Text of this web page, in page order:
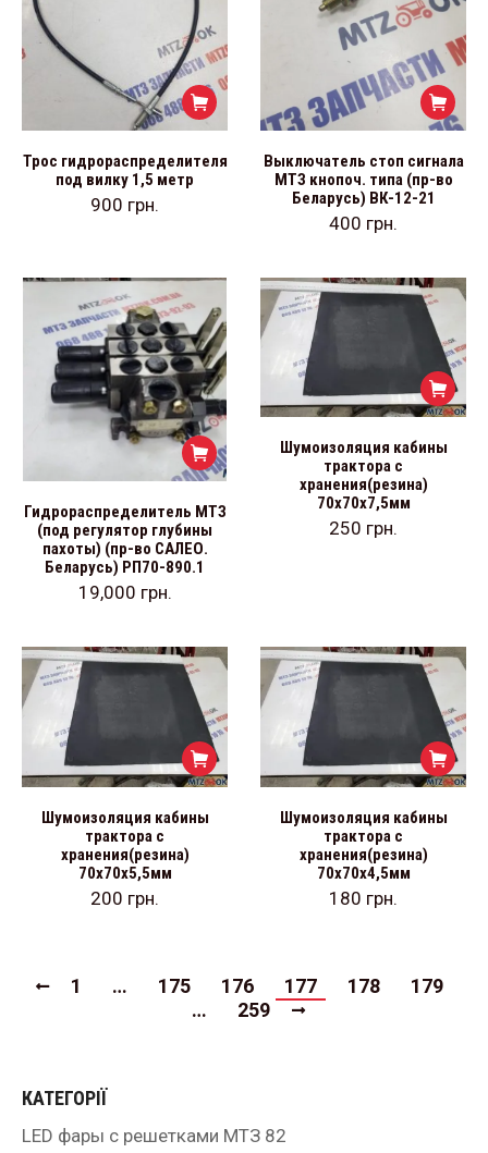
Трос гидрораспределителя
под вилку 1,5 метр
900 грн.
Выключатель стоп сигнала
МТЗ кнопоч. типа (пр-во
Беларусь) ВК-12-21
400 грн.
Гидрораспределитель МТЗ
(под регулятор глубины
пахоты) (пр-во САЛЕО.
Беларусь) РП70-890.1
19,000 грн.
Шумоизоляция кабины
трактора с
хранения(резина)
70х70х7,5мм
250 грн.
Шумоизоляция кабины
трактора с
хранения(резина)
70х70х5,5мм
200 грн.
Шумоизоляция кабины
трактора с
хранения(резина)
70х70х4,5мм
180 грн.
1 … 175 176 177 178
179
…
259
КАТЕГОРІЇ
LED фары с решетками МТЗ 82